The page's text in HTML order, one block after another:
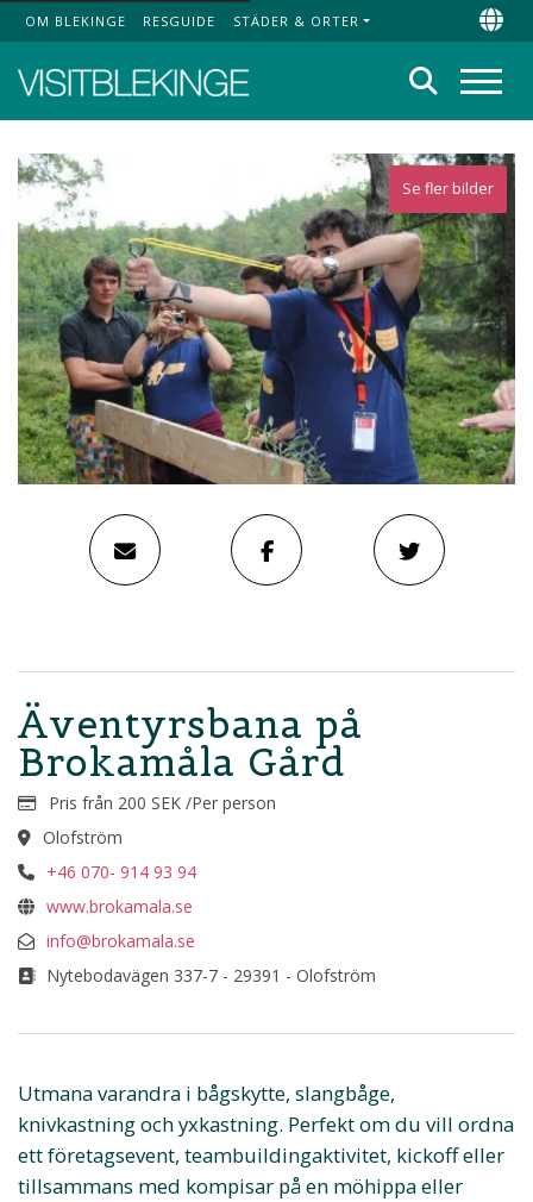
Top Menu
OM BLEKINGE RESGUIDE STÄDER & ORTER
Sök
Se fler bilder
Äventyrsbana på
Brokamåla Gård
Pris från 200 SEK /Per person
Olofström
+46 070- 914 93 94
www.brokamala.se
info@brokamala.se
Nytebodavägen 337-7 - 29391 - Olofström
Utmana varandra i bågskytte, slangbåge,
knivkastning och yxkastning. Perfekt om du vill ordna
ett företagsevent, teambuildingaktivitet, kickoff eller
tillsammans med kompisar på en möhippa eller